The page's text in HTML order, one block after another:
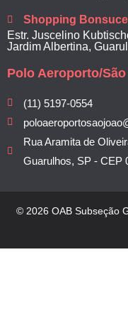
Shopping
Estr. Juscelino
Jardim Albertina,
Polo Aeroporto/
(11) 5197-0554
Rua Aramita de
Guarulhos, SP - CEP
© 2026 OAB Subseção